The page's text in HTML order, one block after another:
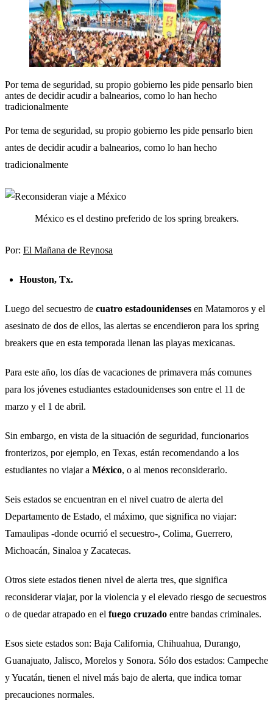
Por tema de seguridad, su propio gobierno les pide pensarlo bien
antes de decidir acudir a balnearios, como lo han hecho
tradicionalmente
Por tema de seguridad, su propio gobierno les pide pensarlo bien
antes de decidir acudir a balnearios, como lo han hecho
tradicionalmente
México es el destino preferido de los spring breakers.
Por: El Mañana de Reynosa
Houston, Tx.
Luego del secuestro de cuatro estadounidenses en Matamoros y el
asesinato de dos de ellos, las alertas se encendieron para los spring
breakers que en esta temporada llenan las playas mexicanas.
Para este año, los días de vacaciones de primavera más comunes
para los jóvenes estudiantes estadounidenses son entre el 11 de
marzo y el 1 de abril.
Sin embargo, en vista de la situación de seguridad, funcionarios
fronterizos, por ejemplo, en Texas, están recomendando a los
estudiantes no viajar a México, o al menos reconsiderarlo.
Seis estados se encuentran en el nivel cuatro de alerta del
Departamento de Estado, el máximo, que significa no viajar:
Tamaulipas -donde ocurrió el secuestro-, Colima, Guerrero,
Michoacán, Sinaloa y Zacatecas.
Otros siete estados tienen nivel de alerta tres, que significa
reconsiderar viajar, por la violencia y el elevado riesgo de secuestros
o de quedar atrapado en el fuego cruzado entre bandas criminales.
Esos siete estados son: Baja California, Chihuahua, Durango,
Guanajuato, Jalisco, Morelos y Sonora. Sólo dos estados: Campeche
y Yucatán, tienen el nivel más bajo de alerta, que indica tomar
precauciones normales.